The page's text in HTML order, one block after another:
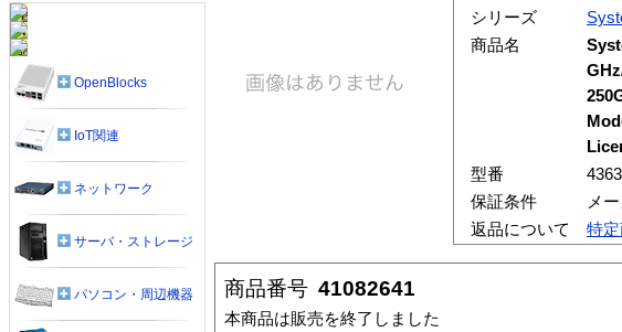
シリーズ
商品名
型番
保証条件
メ
返品について
特
商品番号 41082641
本商品は販売を終了しました
OpenBlocks
IoT関連
ネットワーク
サーバ・ストレージ
パソコン・周辺機器